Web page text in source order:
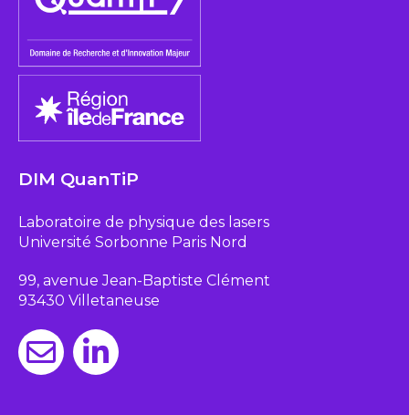
DIM QuanTiP
Laboratoire de physique des lasers
Université Sorbonne Paris Nord
99, avenue Jean-Baptiste Clément
93430 Villetaneuse